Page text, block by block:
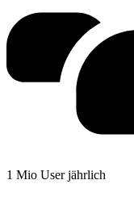
1 Mio User jährlich